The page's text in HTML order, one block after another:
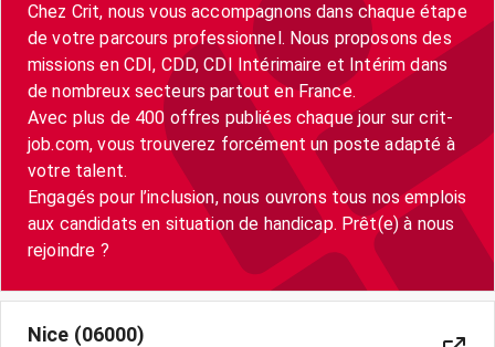
Chez Crit, nous vous accompagnons dans chaque étape
de votre parcours professionnel. Nous proposons des
missions en CDI, CDD, CDI Intérimaire et Intérim dans
de nombreux secteurs partout en France.
Avec plus de 400 offres publiées chaque jour sur crit-
job.com, vous trouverez forcément un poste adapté à
votre talent.
Engagés pour l’inclusion, nous ouvrons tous nos emplois
aux candidats en situation de handicap. Prêt(e) à nous
Nice (06000)